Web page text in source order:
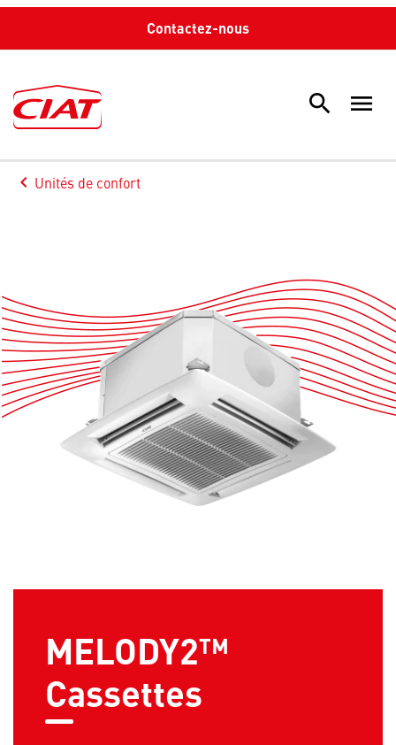
Contactez-nous
search menu
keyboard_arrow_left
Arrow back
Unités de confort
Cassettes
MELODY2™